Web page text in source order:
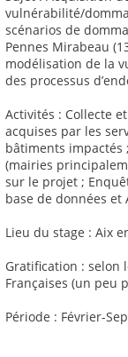
vulnérabilité/
scénarios de
Pennes Mirabeau
modélisation de la
des processus
Activités : Collecte
acquises par les
bâtiments impactés
(mairies
sur le projet ;
base de données et
Lieu du stage : Aix
Gratification : selon
Françaises (un peu
Période : Février-